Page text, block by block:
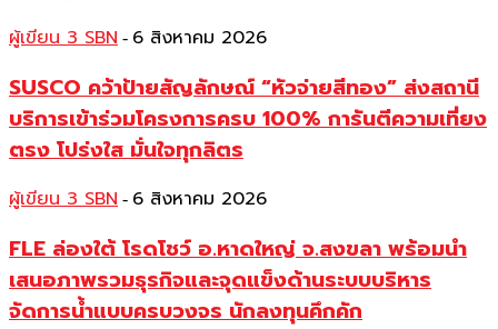
ผู้เขียน 3 SBN - 6 สิงหาคม 2026
SUSCO คว้าป้ายสัญลักษณ์ “หัวจ่ายสีทอง” ส่งสถานี
บริการเข้าร่วมโครงการครบ 100% การันตีความเที่ยง
ตรง โปร่งใส มั่นใจทุกลิตร
ผู้เขียน 3 SBN - 6 สิงหาคม 2026
FLE ล่องใต้ โรดโชว์ อ.หาดใหญ่ จ.สงขลา พร้อมนำ
เสนอภาพรวมธุรกิจและจุดแข็งด้านระบบบริหาร
จัดการน้ำแบบครบวงจร นักลงทุนคึกคัก